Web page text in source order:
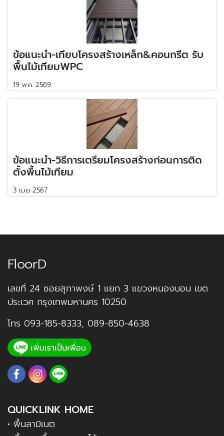
ข้อแนะนำ-เทียบโครงสร้างเหล็ก&คอนกรีต รับ
พื้นไม้เทียมWPC
19 พ.ค. 2569
ข้อแนะนำ-วิธีการเตรียมโครงสร้างก่อนการติด
ตั้งพื้นไม้เทียม
3 เม.ย 2567
FloorD
เลขที่ 24 ซอยสุภาพงษ์ 1 แยก 3 แขวงหนองบอน เขต
ประเวศ กรุงเทพมหานคร 10250
โทร 093-185-8333, 089-850-4638
QUICKLINK HOME
• พื้นลามิเนต